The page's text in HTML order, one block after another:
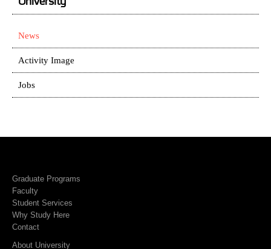
News
Activity Image
Jobs
Graduate Programs
Faculty
Student Services
Why Study Here
Contact
About University